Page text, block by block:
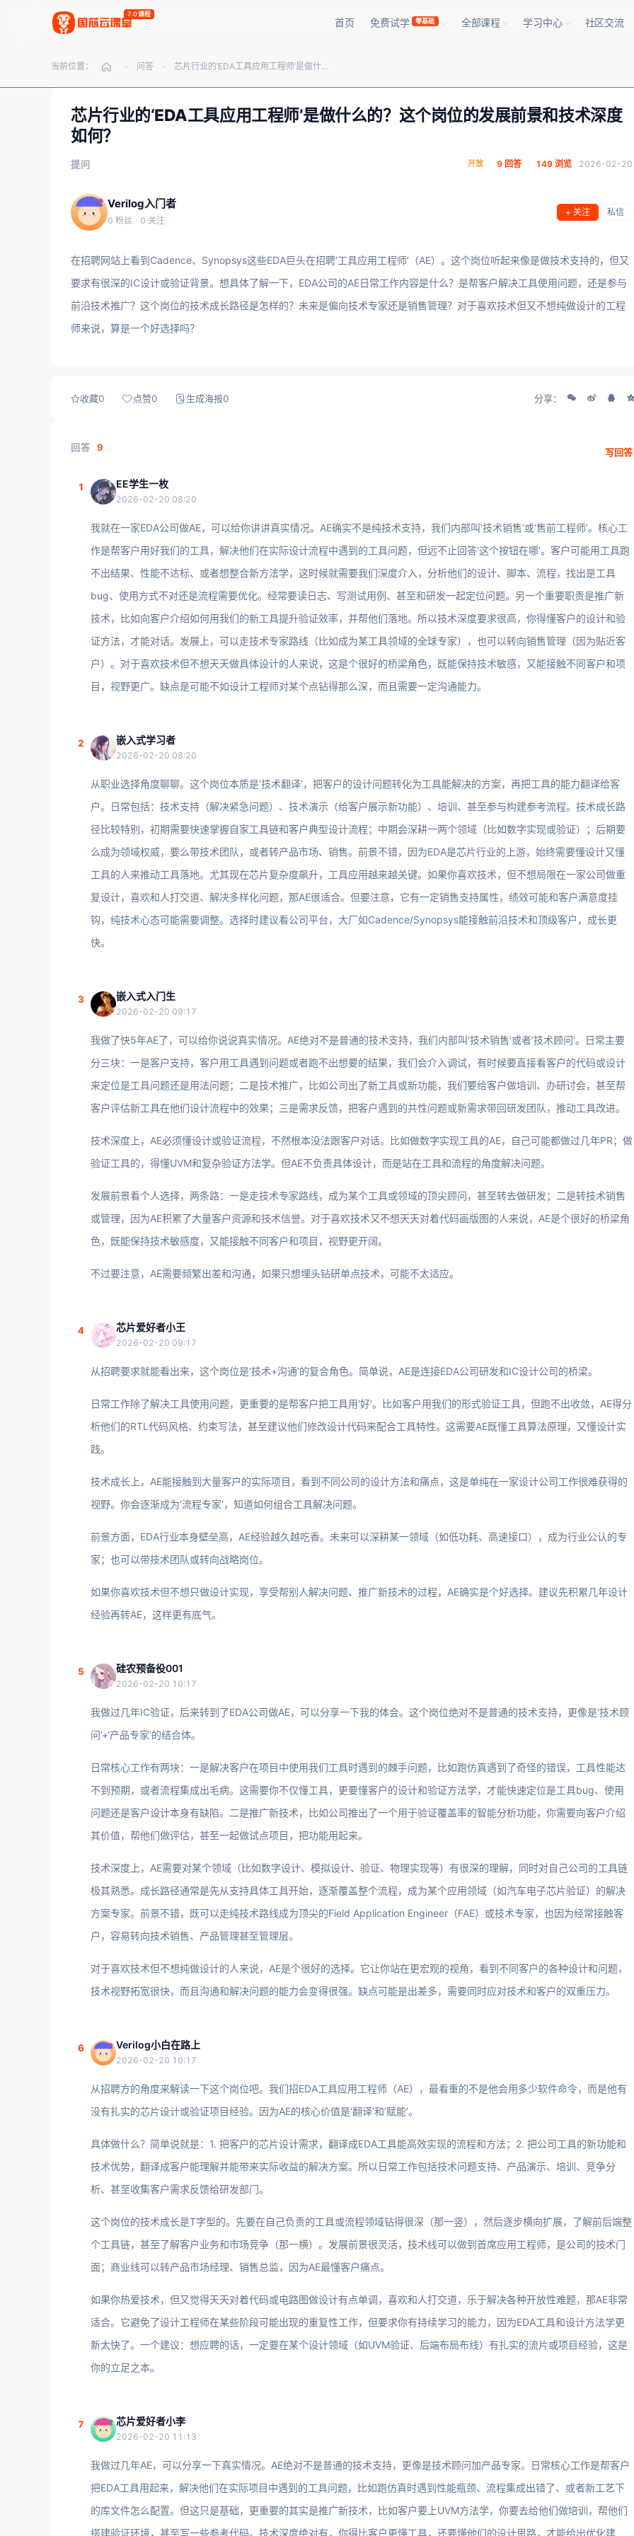
7.0课程
首页 免费试学 零基础 全部课程 学习中心 社区交流
当前位置： - 问答 - 芯片行业的‘EDA工具应用工程师’是做什么的？这个岗位的发展前景和技术深度如何？
芯片行业的‘EDA工具应用工程师’是做什么的？这个岗位的发展前景和技术深度
如何？
提问 开放 9 回答 149 浏览 2026-02-20
Verilog入门者
0 粉丝 · 0 关注
+ 关注 私信
在招聘网站上看到Cadence、Synopsys这些EDA巨头在招聘‘工具应用工程师’（AE）。这个岗位听起来像是做技术支持的，但又
要求有很深的IC设计或验证背景。想具体了解一下，EDA公司的AE日常工作内容是什么？是帮客户解决工具使用问题，还是参与
前沿技术推广？这个岗位的技术成长路径是怎样的？未来是偏向技术专家还是销售管理？对于喜欢技术但又不想纯做设计的工程
师来说，算是一个好选择吗？
收藏0 点赞0 生成海报0 分享：
回答 9 写回答
1 EE学生一枚
2026-02-20 08:20
我就在一家EDA公司做AE，可以给你讲讲真实情况。AE确实不是纯技术支持，我们内部叫‘技术销售’或‘售前工程师’。核心工
作是帮客户用好我们的工具，解决他们在实际设计流程中遇到的工具问题，但远不止回答‘这个按钮在哪’。客户可能用工具跑
不出结果、性能不达标、或者想整合新方法学，这时候就需要我们深度介入，分析他们的设计、脚本、流程，找出是工具
bug、使用方式不对还是流程需要优化。经常要读日志、写测试用例、甚至和研发一起定位问题。另一个重要职责是推广新
技术，比如向客户介绍如何用我们的新工具提升验证效率，并帮他们落地。所以技术深度要求很高，你得懂客户的设计和验
证方法，才能对话。发展上，可以走技术专家路线（比如成为某工具领域的全球专家），也可以转向销售管理（因为贴近客
户）。对于喜欢技术但不想天天做具体设计的人来说，这是个很好的桥梁角色，既能保持技术敏感，又能接触不同客户和项
目，视野更广。缺点是可能不如设计工程师对某个点钻得那么深，而且需要一定沟通能力。
2 嵌入式学习者
2026-02-20 08:20
从职业选择角度聊聊。这个岗位本质是‘技术翻译’，把客户的设计问题转化为工具能解决的方案，再把工具的能力翻译给客
户。日常包括：技术支持（解决紧急问题）、技术演示（给客户展示新功能）、培训、甚至参与构建参考流程。技术成长路
径比较特别，初期需要快速掌握自家工具链和客户典型设计流程；中期会深耕一两个领域（比如数字实现或验证）；后期要
么成为领域权威，要么带技术团队，或者转产品市场、销售。前景不错，因为EDA是芯片行业的上游，始终需要懂设计又懂
工具的人来推动工具落地。尤其现在芯片复杂度飙升，工具应用越来越关键。如果你喜欢技术，但不想局限在一家公司做重
复设计，喜欢和人打交道、解决多样化问题，那AE很适合。但要注意，它有一定销售支持属性，绩效可能和客户满意度挂
钩，纯技术心态可能需要调整。选择时建议看公司平台，大厂如Cadence/Synopsys能接触前沿技术和顶级客户，成长更
快。
3 嵌入式入门生
2026-02-20 09:17
我做了快5年AE了，可以给你说说真实情况。AE绝对不是普通的技术支持，我们内部叫‘技术销售’或者‘技术顾问’。日常主要
分三块：一是客户支持，客户用工具遇到问题或者跑不出想要的结果，我们会介入调试，有时候要直接看客户的代码或设计
来定位是工具问题还是用法问题；二是技术推广，比如公司出了新工具或新功能，我们要给客户做培训、办研讨会，甚至帮
客户评估新工具在他们设计流程中的效果；三是需求反馈，把客户遇到的共性问题或新需求带回研发团队，推动工具改进。
技术深度上，AE必须懂设计或验证流程，不然根本没法跟客户对话。比如做数字实现工具的AE，自己可能都做过几年PR；做
验证工具的，得懂UVM和复杂验证方法学。但AE不负责具体设计，而是站在工具和流程的角度解决问题。
发展前景看个人选择，两条路：一是走技术专家路线，成为某个工具或领域的顶尖顾问，甚至转去做研发；二是转技术销售
或管理，因为AE积累了大量客户资源和技术信誉。对于喜欢技术又不想天天对着代码画版图的人来说，AE是个很好的桥梁角
色，既能保持技术敏感度，又能接触不同客户和项目，视野更开阔。
不过要注意，AE需要频繁出差和沟通，如果只想埋头钻研单点技术，可能不太适应。
4 芯片爱好者小王
2026-02-20 09:17
从招聘要求就能看出来，这个岗位是‘技术+沟通’的复合角色。简单说，AE是连接EDA公司研发和IC设计公司的桥梁。
日常工作除了解决工具使用问题，更重要的是帮客户把工具用‘好’。比如客户用我们的形式验证工具，但跑不出收敛，AE得分
析他们的RTL代码风格、约束写法，甚至建议他们修改设计代码来配合工具特性。这需要AE既懂工具算法原理，又懂设计实
践。
技术成长上，AE能接触到大量客户的实际项目，看到不同公司的设计方法和痛点，这是单纯在一家设计公司工作很难获得的
视野。你会逐渐成为‘流程专家’，知道如何组合工具解决问题。
前景方面，EDA行业本身壁垒高，AE经验越久越吃香。未来可以深耕某一领域（如低功耗、高速接口），成为行业公认的专
家；也可以带技术团队或转向战略岗位。
如果你喜欢技术但不想只做设计实现，享受帮别人解决问题、推广新技术的过程，AE确实是个好选择。建议先积累几年设计
经验再转AE，这样更有底气。
5 硅农预备役001
2026-02-20 10:17
我做过几年IC验证，后来转到了EDA公司做AE，可以分享一下我的体会。这个岗位绝对不是普通的技术支持，更像是‘技术顾
问’+‘产品专家’的结合体。
日常核心工作有两块：一是解决客户在项目中使用我们工具时遇到的棘手问题，比如跑仿真遇到了奇怪的错误，工具性能达
不到预期，或者流程集成出毛病。这需要你不仅懂工具，更要懂客户的设计和验证方法学，才能快速定位是工具bug、使用
问题还是客户设计本身有缺陷。二是推广新技术，比如公司推出了一个用于验证覆盖率的智能分析功能，你需要向客户介绍
其价值，帮他们做评估，甚至一起做试点项目，把功能用起来。
技术深度上，AE需要对某个领域（比如数字设计、模拟设计、验证、物理实现等）有很深的理解，同时对自己公司的工具链
极其熟悉。成长路径通常是先从支持具体工具开始，逐渐覆盖整个流程，成为某个应用领域（如汽车电子芯片验证）的解决
方案专家。前景不错，既可以走纯技术路线成为顶尖的Field Application Engineer（FAE）或技术专家，也因为经常接触客
户，容易转向技术销售、产品管理甚至管理层。
对于喜欢技术但不想纯做设计的人来说，AE是个很好的选择。它让你站在更宏观的视角，看到不同客户的各种设计和问题，
技术视野拓宽很快，而且沟通和解决问题的能力会变得很强。缺点可能是出差多，需要同时应对技术和客户的双重压力。
6 Verilog小白在路上
2026-02-20 10:17
从招聘方的角度来解读一下这个岗位吧。我们招EDA工具应用工程师（AE），最看重的不是他会用多少软件命令，而是他有
没有扎实的芯片设计或验证项目经验。因为AE的核心价值是‘翻译’和‘赋能’。
具体做什么？简单说就是：1. 把客户的芯片设计需求，翻译成EDA工具能高效实现的流程和方法；2. 把公司工具的新功能和
技术优势，翻译成客户能理解并能带来实际收益的解决方案。所以日常工作包括技术问题支持、产品演示、培训、竞争分
析、甚至收集客户需求反馈给研发部门。
这个岗位的技术成长是T字型的。先要在自己负责的工具或流程领域钻得很深（那一竖），然后逐步横向扩展，了解前后端整
个工具链，甚至了解客户业务和市场竞争（那一横）。发展前景很灵活，技术线可以做到首席应用工程师，是公司的技术门
面；商业线可以转产品市场经理、销售总监，因为AE最懂客户痛点。
如果你热爱技术，但又觉得天天对着代码或电路图做设计有点单调，喜欢和人打交道，乐于解决各种开放性难题，那AE非常
适合。它避免了设计工程师在某些阶段可能出现的重复性工作，但要求你有持续学习的能力，因为EDA工具和设计方法学更
新太快了。一个建议：想应聘的话，一定要在某个设计领域（如UVM验证、后端布局布线）有扎实的流片或项目经验，这是
你的立足之本。
7 芯片爱好者小李
2026-02-20 11:13
我做过几年AE，可以分享一下真实情况。AE绝对不是普通的技术支持，更像是技术顾问加产品专家。日常核心工作是帮客户
把EDA工具用起来，解决他们在实际项目中遇到的工具问题，比如跑仿真时遇到性能瓶颈、流程集成出错了、或者新工艺下
的库文件怎么配置。但这只是基础，更重要的其实是推广新技术，比如客户要上UVM方法学，你要去给他们做培训，帮他们
搭建验证环境，甚至写一些参考代码。技术深度绝对有，你得比客户更懂工具，还要懂他们的设计思路，才能给出优化建